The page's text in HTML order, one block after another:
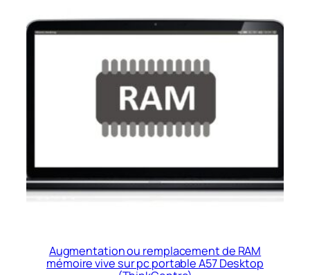
Augmentation ou remplacement de RAM
mémoire vive sur pc portable A57 Desktop